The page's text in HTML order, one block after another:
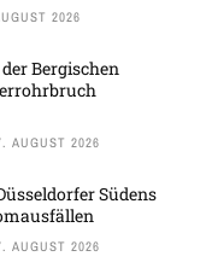
2026
Bergischen
AUGUST 2026
Südens
AUGUST 2026